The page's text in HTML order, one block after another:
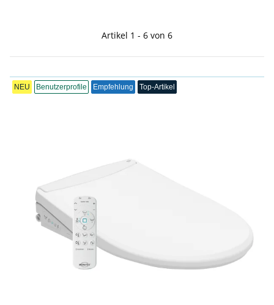
Artikel 1 - 6 von 6
NEU Benutzerprofile Empfehlung Top-Artikel